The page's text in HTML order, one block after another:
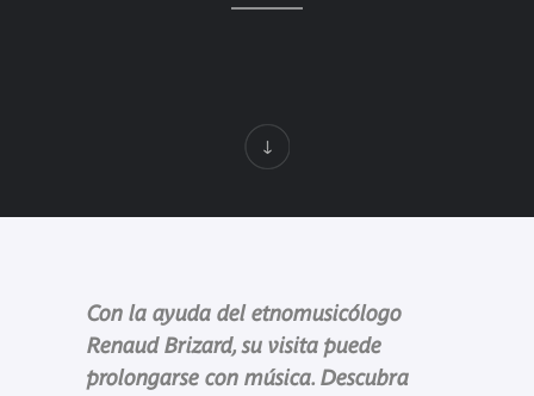
Con la ayuda del etnomusicólogo
Renaud Brizard, su visita puede
prolongarse con música. Descubra